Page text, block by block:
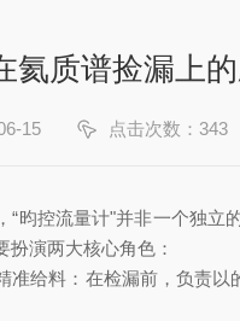
氦质谱捡漏上
15 点击次数：343
“昀控流量计"并非一个独
扮演两大核心角色：
准给料：在检漏前，负责